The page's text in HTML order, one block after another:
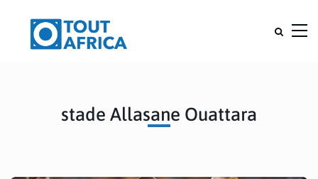
stade Allasane Ouattara